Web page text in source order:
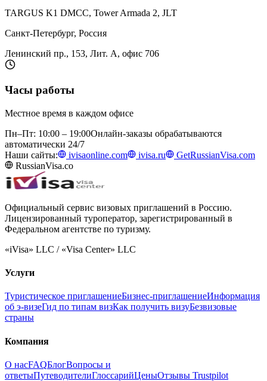
TARGUS K1 DMCC, Tower Armada 2, JLT
Санкт-Петербург, Россия
Ленинский пр., 153, Лит. А, офис 706
Часы работы
Местное время в каждом офисе
Пн–Пт: 10:00 – 19:00Онлайн-заказы обрабатываются
автоматически 24/7
Наши сайты:
ivisaonline.com ivisa.ru
GetRussianVisa.com
RussianVisa.co
Официальный сервис визовых приглашений в Россию.
Лицензированный туроператор, зарегистрированный в
Федеральном агентстве по туризму.
«iVisa» LLC / «Visa Center» LLC
Услуги
Туристическое приглашениеБизнес-приглашениеИнформация
об э-визеГид по типам визКак получить визуБезвизовые
страны
Компания
О насFAQБлогВопросы и
ответыПутеводителиГлоссарийЦеныОтзывы Trustpilot